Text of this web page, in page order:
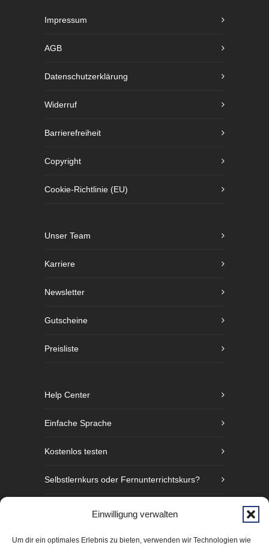
Einwilligung verwalten
Um dir ein optimales Erlebnis zu bieten, verwenden wir Technologien wie
Impressum
AGB
Datenschutzerklärung
Widerruf
Barrierefreiheit
Copyright
Cookie-Richtlinie (EU)
Unser Team
Karriere
Newsletter
Gutscheine
Preisliste
Help Center
Einfache Sprache
Kostenlos testen
Selbstlernkurs oder Fernunterrichtskurs?
Fünf Gründe Gebärdensprache zu lernen